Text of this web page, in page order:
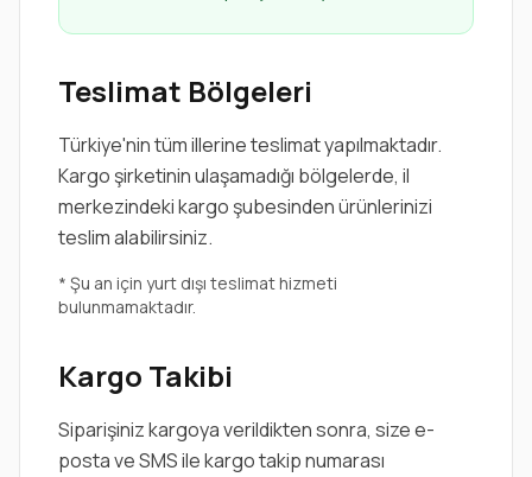
Teslimat Bölgeleri
Türkiye'nin tüm illerine teslimat yapılmaktadır.
Kargo şirketinin ulaşamadığı bölgelerde, il
merkezindeki kargo şubesinden ürünlerinizi
teslim alabilirsiniz.
* Şu an için yurt dışı teslimat hizmeti
bulunmamaktadır.
Kargo Takibi
Siparişiniz kargoya verildikten sonra, size e-
posta ve SMS ile kargo takip numarası